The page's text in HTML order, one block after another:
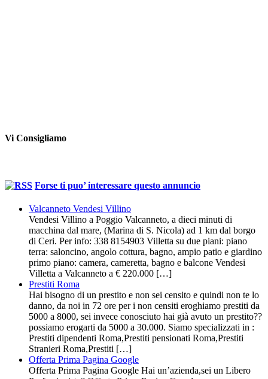
Vi Consigliamo
Forse ti puo’ interessare questo annuncio
Valcanneto Vendesi Villino
Vendesi Villino a Poggio Valcanneto, a dieci minuti di
macchina dal mare, (Marina di S. Nicola) ad 1 km dal borgo
di Ceri. Per info: 338 8154903 Villetta su due piani: piano
terra: saloncino, angolo cottura, bagno, ampio patio e giardino
primo piano: camera, cameretta, bagno e balcone Vendesi
Villetta a Valcanneto a € 220.000 […]
Prestiti Roma
Hai bisogno di un prestito e non sei censito e quindi non te lo
danno, da noi in 72 ore per i non censiti eroghiamo prestiti da
5000 a 8000, sei invece conosciuto hai già avuto un prestito??
possiamo erogarti da 5000 a 30.000. Siamo specializzati in :
Prestiti dipendenti Roma,Prestiti pensionati Roma,Prestiti
Stranieri Roma,Prestiti […]
Offerta Prima Pagina Google
Offerta Prima Pagina Google Hai un’azienda,sei un Libero